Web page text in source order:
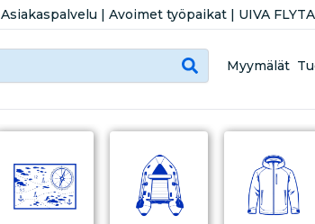
Asiakaspalvelu | Avoimet työpaikat | UIVA
Myymälät